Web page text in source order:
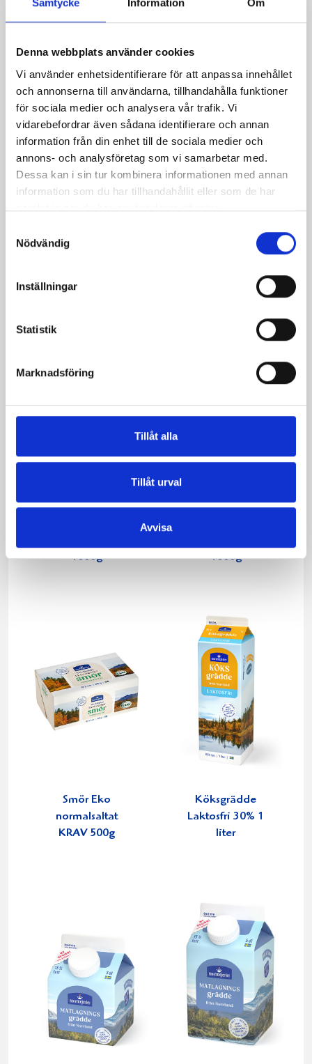
Samtycke Information Om
Denna webbplats använder cookies
Vi använder enhetsidentifierare för att anpassa innehållet
och annonserna till användarna, tillhandahålla funktioner
för sociala medier och analysera vår trafik. Vi
vidarebefordrar även sådana identifierare och annan
information från din enhet till de sociala medier och
annons- och analysföretag som vi samarbetar med.
Dessa kan i sin tur kombinera informationen med annan
information som du har tillhandahållit eller som de har
samlat in när du har använt deras tjänster.
Nödvändig
Inställningar
Statistik
Marknadsföring
Tillåt alla
Tillåt urval
Avvisa
Produkter i receptet:
Mellanmjölk
Jordgubbsfil 2,7%
1000g
1000g
Smör Eko
normalsaltat
KRAV 500g
Köksgrädde
Laktosfri 30% 1
liter